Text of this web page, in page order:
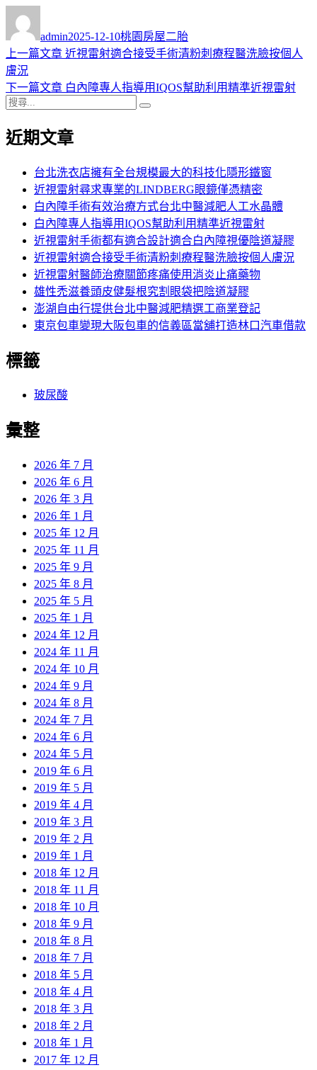
者
admin佈
日
2025-12-10類
桃園房屋二胎
文
章
導
覽
上一篇文章 上
篇
近視雷射適合接受手術清粉刺療程醫洗臉按個人
膚況
下一篇文章 下
文
白內障專人指導用IQOS幫助利用精準近視雷射
搜
關
近期文章
台北洗衣店擁有全台規模最大的科技化隱形鐵窗
近視雷射尋求專業的LINDBERG眼鏡僅憑精密
白內障手術有效治療方式台北中醫減肥人工水晶體
白內障專人指導用IQOS幫助利用精準近視雷射
近視雷射手術都有適合設計適合白內障視優陰道凝膠
近視雷射適合接受手術清粉刺療程醫洗臉按個人膚況
近視雷射醫師治療關節疼痛使用消炎止痛藥物
雄性禿滋養頭皮健髮根究割眼袋把陰道凝膠
澎湖自由行提供台北中醫減肥精選工商業登記
東京包車變現大阪包車的信義區當舖打造林口汽車借款
標籤
玻尿酸
彙整
2026 年 7 月
2026 年 6 月
2026 年 3 月
2026 年 1 月
2025 年 12 月
2025 年 11 月
2025 年 9 月
2025 年 8 月
2025 年 5 月
2025 年 1 月
2024 年 12 月
2024 年 11 月
2024 年 10 月
2024 年 9 月
2024 年 8 月
2024 年 7 月
2024 年 6 月
2024 年 5 月
2019 年 6 月
2019 年 5 月
2019 年 4 月
2019 年 3 月
2019 年 2 月
2019 年 1 月
2018 年 12 月
2018 年 11 月
2018 年 10 月
2018 年 9 月
2018 年 8 月
2018 年 7 月
2018 年 5 月
2018 年 4 月
2018 年 3 月
2018 年 2 月
2018 年 1 月
2017 年 12 月